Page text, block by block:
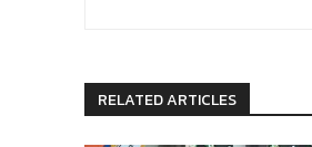
RELATED ARTICLES